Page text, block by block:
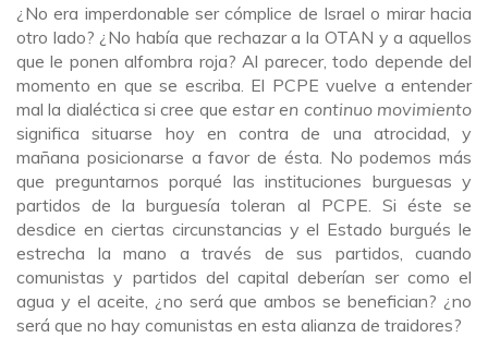
¿No era imperdonable ser cómplice de Israel o mirar hacia
otro lado? ¿No había que rechazar a la OTAN y a aquellos
que le ponen alfombra roja? Al parecer, todo depende del
momento en que se escriba. El PCPE vuelve a entender
mal la dialéctica si cree que estar en continuo movimiento
significa situarse hoy en contra de una atrocidad, y
mañana posicionarse a favor de ésta. No podemos más
que preguntarnos porqué las instituciones burguesas y
partidos de la burguesía toleran al PCPE. Si éste se
desdice en ciertas circunstancias y el Estado burgués le
estrecha la mano a través de sus partidos, cuando
comunistas y partidos del capital deberían ser como el
agua y el aceite, ¿no será que ambos se benefician? ¿no
será que no hay comunistas en esta alianza de traidores?